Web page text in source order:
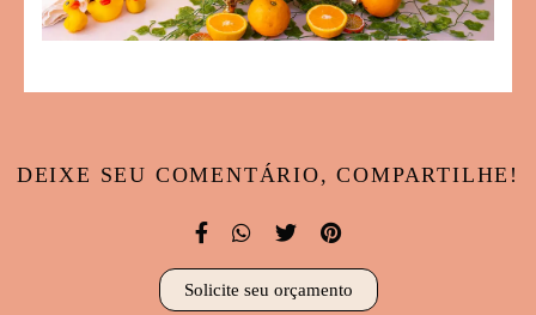
DEIXE SEU COMENTÁRIO, COMPARTILHE!
Solicite seu orçamento